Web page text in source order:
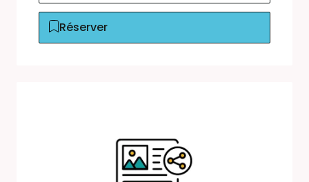
Réserver